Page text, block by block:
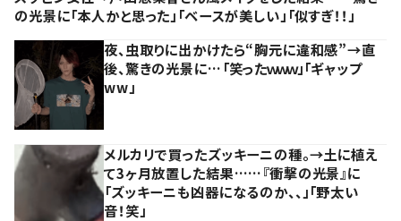
の光景に「本人かと思った」「ベースが美しい」「似すぎ！！」
夜、虫取りに出かけたら“胸元に違和感”→直
後、驚きの光景に…「笑ったｗｗｗ」「ギャップ
ww」
メルカリで買ったズッキーニの種。→土に植え
て3ヶ月放置した結果……『衝撃の光景』に
「ズッキーニも凶器になるのか、、」「野太い
音！笑」